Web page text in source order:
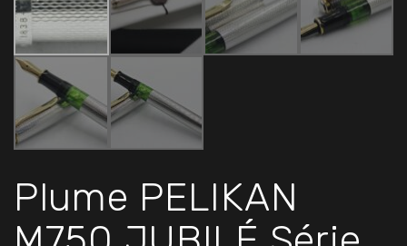
Plume PELIKAN